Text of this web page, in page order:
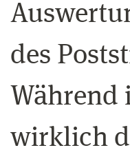
des
Während
wirklich